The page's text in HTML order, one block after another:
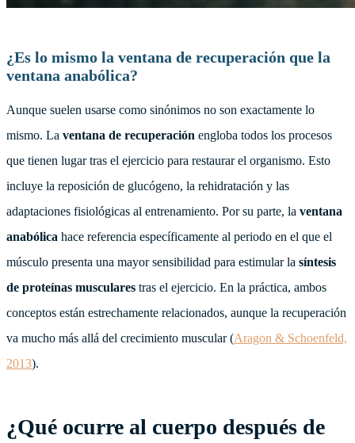
¿Es lo mismo la ventana de recuperación que la
ventana anabólica?
Aunque suelen usarse como sinónimos no son exactamente lo
mismo. La ventana de recuperación engloba todos los procesos
que tienen lugar tras el ejercicio para restaurar el organismo. Esto
incluye la reposición de glucógeno, la rehidratación y las
adaptaciones fisiológicas al entrenamiento. Por su parte, la ventana
anabólica hace referencia específicamente al periodo en el que el
músculo presenta una mayor sensibilidad para estimular la síntesis
de proteínas musculares tras el ejercicio. En la práctica, ambos
conceptos están estrechamente relacionados, aunque la recuperación
va mucho más allá del crecimiento muscular (Aragon & Schoenfeld,
2013).
¿Qué ocurre al cuerpo después de